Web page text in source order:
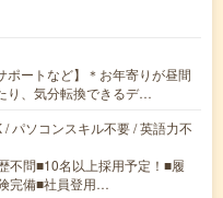
ポートなど】＊お年寄りが昼間
り、気分転換できるデ…
パソコンスキル不要 / 英語力不
不問■10名以上採用予定！■履
完備■社員登用…